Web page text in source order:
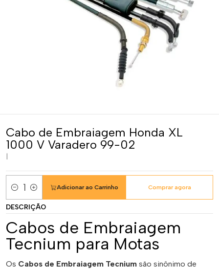
Cabo de Embraiagem Honda XL
1000 V Varadero 99-02
Quantidade
Adicionar ao Carrinho Comprar agora
DESCRIÇÃO
Cabos de Embraiagem
Tecnium para Motas
Os Cabos de Embraiagem Tecnium são sinônimo de